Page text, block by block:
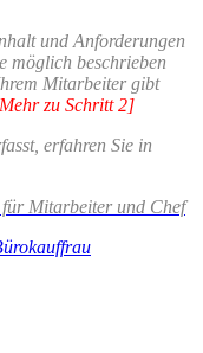
und Anforderungen
möglich beschrieben
Mitarbeiter gibt
zu Schritt 2]
erfahren Sie in
Mitarbeiter und Chef